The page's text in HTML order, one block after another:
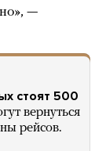
—
стоят 500
вернуться
рейсов.